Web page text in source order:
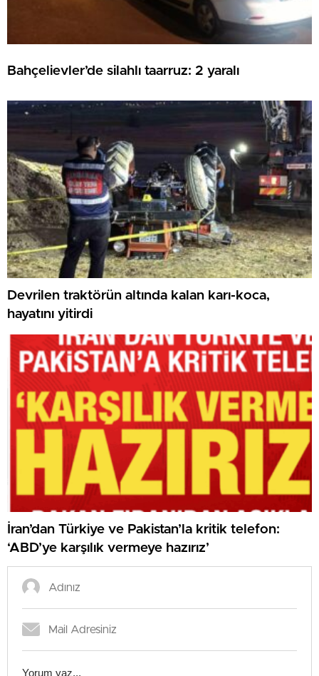
Bahçelievler’de silahlı taarruz: 2 yaralı
Devrilen traktörün altında kalan karı-koca,
hayatını yitirdi
İran’dan Türkiye ve Pakistan’la kritik telefon:
‘ABD’ye karşılık vermeye hazırız’